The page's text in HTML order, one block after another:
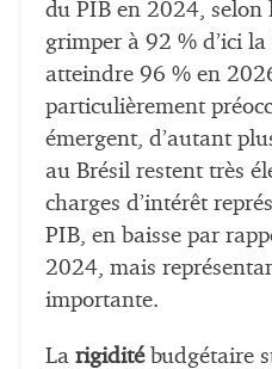
du PIB en 2024, selon
grimper à 92 % d’ici la
atteindre 96 % en
particulièrement
émergent, d’autant
au Brésil restent très
charges d’intérêt
PIB, en baisse par
2024, mais
importante.
La rigiditébudgétaire